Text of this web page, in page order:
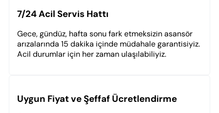
7/24 Acil Servis Hattı
Gece, gündüz, hafta sonu fark etmeksizin asansör
arızalarında 15 dakika içinde müdahale garantisiyiz.
Acil durumlar için her zaman ulaşılabiliyiz.
Uygun Fiyat ve Şeffaf Ücretlendirme